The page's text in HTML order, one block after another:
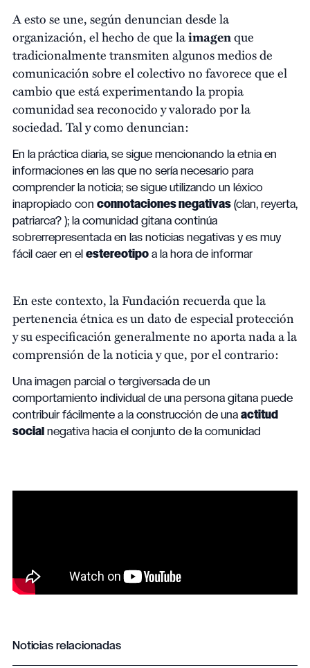
A esto se une, según denuncian desde la
organización, el hecho de que laimagenque
tradicionalmente transmiten algunos medios de
comunicación sobre el colectivo no favorece que el
cambio que está experimentando la propia
comunidad sea reconocido y valorado por la
sociedad. Tal y como denuncian:
En la práctica diaria, se sigue mencionando la etnia en
informaciones en las que no sería necesario para
comprender la noticia; se sigue utilizando un léxico
inapropiado con connotaciones negativas (clan, reyerta,
patriarca? ); la comunidad gitana continúa
sobrerrepresentada en las noticias negativas y es muy
fácil caer en el estereotipo a la hora de informar
En este contexto, la Fundación recuerda que la
pertenencia étnica es un dato de especial protección
y su especificación generalmente no aporta nada a la
comprensión de la noticia y que, por el contrario:
Una imagen parcial o tergiversada de un
comportamiento individual de una persona gitana puede
contribuir fácilmente a la construcción de una actitud
social negativa hacia el conjunto de la comunidad
Noticias relacionadas